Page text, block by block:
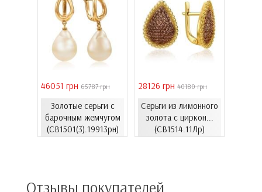
46051 грн 65787 грн
Золотые серьги с
барочным жемчугом
(СВ1501(3).19913рн)
28126 грн 40180 грн
Серьги из лимонного
золота с циркон...
(СВ1514.11Лр)
Отзывы покупателей